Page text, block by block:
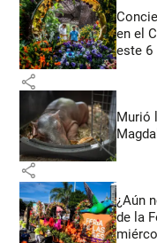
en el
este 6
share
Murió
share
¿Aún
de la